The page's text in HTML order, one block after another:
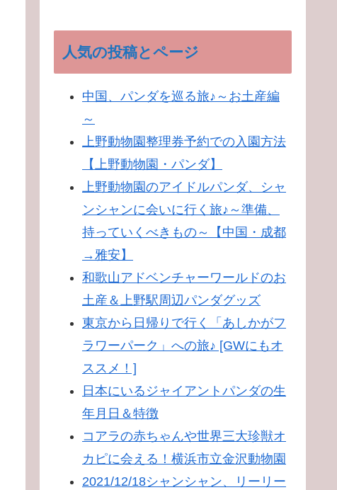
人気の投稿とページ
中国、パンダを巡る旅♪～お土産編
～
上野動物園整理券予約での入園方法
【上野動物園・パンダ】
上野動物園のアイドルパンダ、シャ
ンシャンに会いに行く旅♪～準備、
持っていくべきもの～【中国・成都
→雅安】
和歌山アドベンチャーワールドのお
土産＆上野駅周辺パンダグッズ
東京から日帰りで行く「あしかがフ
ラワーパーク」への旅♪ [GWにもオ
ススメ！]
日本にいるジャイアントパンダの生
年月日＆特徴
コアラの赤ちゃんや世界三大珍獣オ
カピに会える！横浜市立金沢動物園
2021/12/18シャンシャン、リーリー